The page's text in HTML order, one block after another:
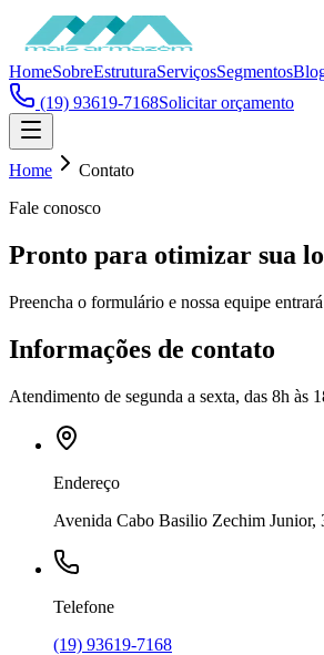
HomeSobreEstruturaServiçosSegmentos
(19) 93619-7168Solicitar orçamento
Home
Contato
Fale conosco
Pronto para otimizar sua
Preencha o formulário e nossa equipe
Informações de contato
Atendimento de segunda a sexta, das 8h às
Endereço
Avenida Cabo Basilio Zechim
Telefone
(19) 93619-7168